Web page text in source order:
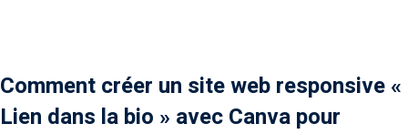
Comment créer un site web responsive «
Lien dans la bio » avec Canva pour